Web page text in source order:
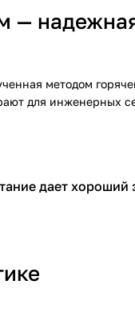
—
методом
для инженерных
дает